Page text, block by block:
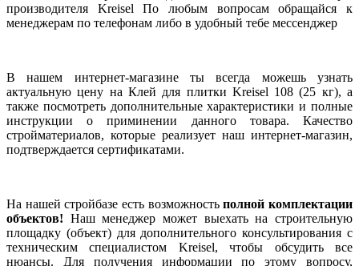
производителя Kreisel По любым вопросам обращайся к
менеджерам по телефонам либо в удобный тебе мессенджер
В нашем интернет-магазине ты всегда можешь узнать
актуальную цену на Клей для плитки Kreisel 108 (25 кг), а
также посмотреть дополнительные характеристики и полные
инструкции о приминении данного товара. Качество
стройматериалов, которые реализует наш интернет-магазин,
подтверждается сертификатами.
На нашей стройбазе есть возможностьполной комплектации
объектов! Наш менеджер может выехать на строительную
площадку (объект) для дополнительного консультирования с
техническим специалистом Kreisel, чтобы обсудить все
нюансы. Для получения информации по этому вопросу,